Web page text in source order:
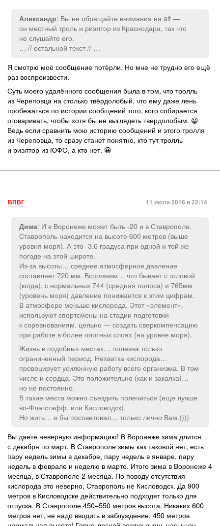
Александр: Вы не обращайте внимания на alt —
он местный троль и риэлтор из Краснодара, так что
не слушайте его.
… // остальной текст // …
Я смотрю моё сообщение потёрли. Но мне не трудно его ещё
раз воспроизвести.
Суть моего удалённого сообщения была в том, что тролль
из Череповца на столько твёрдолобый, что ему даже лень
пробежаться по истории сообщений того, кого собирается
оговаривать, чтобы хотя бы не выглядеть твердолобым. 😀
Ведь если сравнить мою историю сообщений и этого тролля
из Череповца, то сразу станет понятно, кто тут тролль
и риэлтор из ЮФО, а кто нет. 😀
ВПВГ 11 июля 2016 в 22:14
Дима: И в Воронеже может быть -20 и в Ставрополе.
Ставрополь находится на высоте 600 метров (выше
уровня моря). А это -3.6 градуса при одной и той же
погоде на этой широте.
Из-за высоты… среднее атмосферное давление
составляет 720 мм. Вспомним… что бывает с головой
(когда). с нормальных 744 (средняя полоса) и 765мм
(уровень моря) давление понижается к этим цифрам.
В атмосфере меньше кислорода. Этот «элемент».
используют спортсмены на стадии подготовки
к соревнованиям. цельно — создать сверкомпенсацию
при работе в более плотных слоях (на уровне моря).
Жизнь в подобных местах… полезна только
ограниченный период. Нехватка кислорода…
провоцирует усиленную работу всего организма. В том
числе и сердца. Это положительно (как и закалка)…
но не постоянно.
В такие места можно съездить полечиться (еще лучше
во-Флагстафф. или Кисловодск).
Но жить… я бы посоветовал… только лично Вам.))))
Вы даете неверную информацию! В Воронеже зима длится
с декабря по март. В Ставрополе зимы как таковой нет, есть
пару недель зимы в декабре, пару недель в январе, пару
недель в феврале и неделю в марте. Итого зима в Воронеже 4
месяца, в Ставрополе 2 месяца. По поводу отсутствия
кислорода это неверно, Ставрополь не Кисловодск. Да 900
метров в Кисловодске действительно подходят только для
отпуска. В Ставрополе 450−550 метров высота. Никаких 600
метров нет, не надо вводить в заблуждение. 450 метров